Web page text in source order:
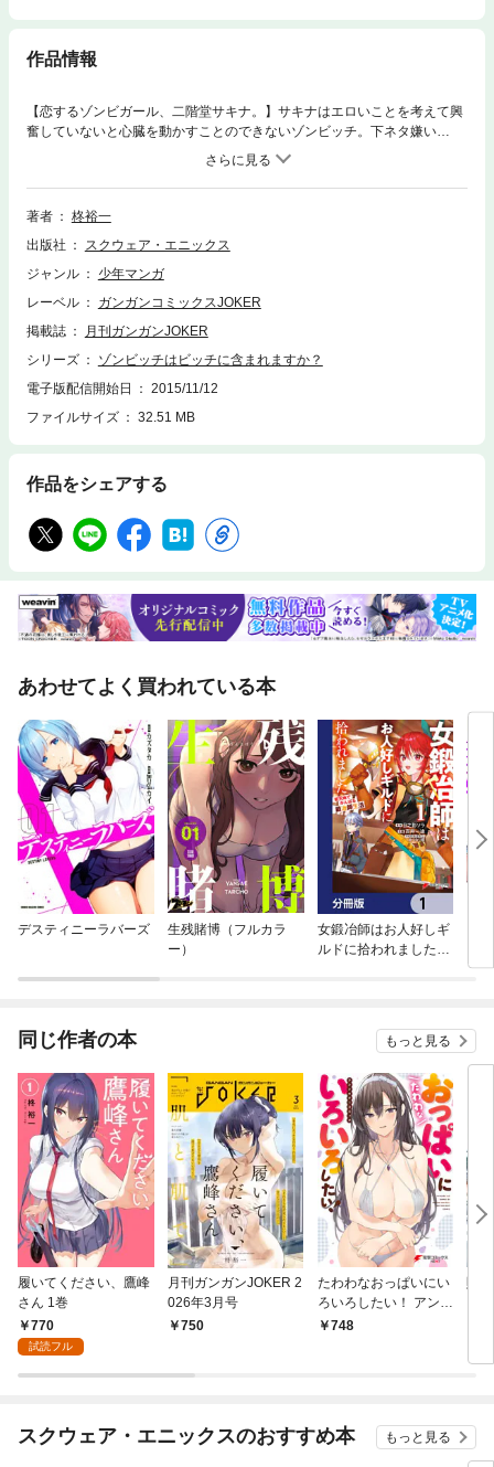
作品情報
【恋するゾンビガール、二階堂サキナ。】サキナはエロいことを考えて興
奮していないと心臓を動かすことのできないゾンビッチ。下ネタ嫌い
（？）の幼なじみ・小春に恋しているため、エロくなきゃいけないのにエ
ロになりきれないジレンマが…。そんなとき、ゾンビッチから人間に戻る
手段を知る人物が現れた!!! サキナのエロ勘違いぶりが、ますますかわい
いゾンビッチ第２巻!!!(C)2012 Yuichi Hiiragi
著者
柊裕一
出版社
スクウェア・エニックス
ジャンル
少年マンガ
レーベル
ガンガンコミックスJOKER
掲載誌
月刊ガンガンJOKER
シリーズ
ゾンビッチはビッチに含まれますか？
電子版配信開始日
2015/11/12
ファイルサイズ
32.51 MB
作品をシェアする
あわせてよく買われている本
デスティニーラバーズ
生残賭博（フルカラ
ー）
女鍛冶師はお人好しギ
ルドに拾われました～
同じ作者の本 もっと見る
履いてください、鷹峰
さん 1巻
770
試読フル
月刊ガンガンJOKER 2
026年3月号
750
たわわなおっぱいにい
ろいろしたい！ アンソ
ロジーコミック
748
賭
スクウェア・エニックスのおすすめ本 もっと見る